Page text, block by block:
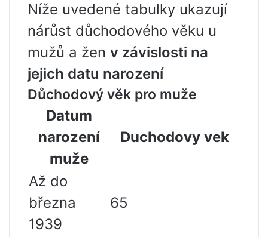
Níže uvedené tabulky ukazují
nárůst důchodového věku u
mužů a žen v závislosti na
jejich datu narození
Důchodový věk pro muže
Datum
narození
muže
Duchodovy vek
Až do
března
1939
65